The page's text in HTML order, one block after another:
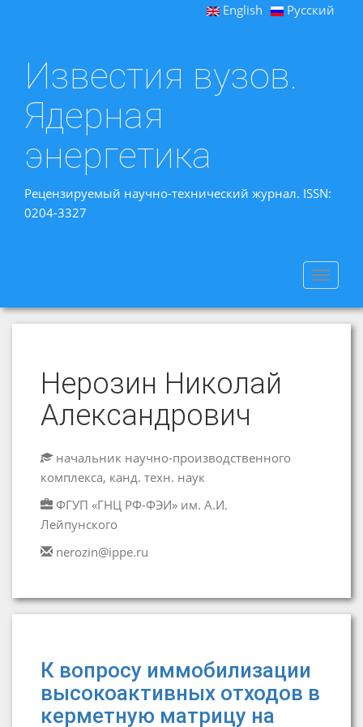
English Русский
Известия вузов.
Ядерная
энергетика
Рецензируемый научно-технический журнал. ISSN:
0204-3327
Toggle
Нерозин Николай
Александрович
начальник научно-производственного
комплекса, канд. техн. наук
ФГУП «ГНЦ РФ-ФЭИ» им. А.И.
Лейпунского
nerozin@ippe.ru
К вопросу иммобилизации
высокоактивных отходов в
керметную матрицу на